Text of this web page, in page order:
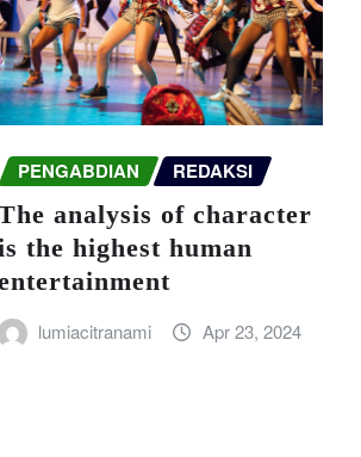
PENGABDIAN REDAKSI
analysis of character
the highest human
lumiacitranami Apr 23, 2024